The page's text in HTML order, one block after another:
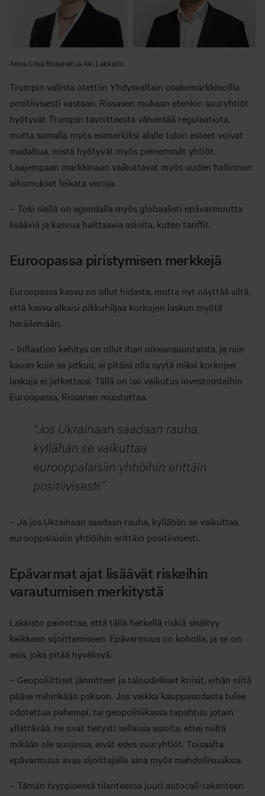
Anna-Liisa Rissanen ja Aki Lakkisto
Trumpin valinta otettiin Yhdysvaltain osakemarkkinoilla
positiivisesti vastaan. Rissasen mukaan etenkin suuryhtiöt
hyötyvät Trumpin tavoitteesta vähentää regulaatiota,
mutta samalla myös esimerkiksi alalle tulon esteet voivat
madaltua, mistä hyötyvät myös pienemmät yhtiöt.
Laajempaan markkinaan vaikuttavat myös uuden hallinnon
aikomukset leikata veroja.
– Toki siellä on agendalla myös globaalisti epävarmuutta
lisääviä ja kasvua haittaavia asioita, kuten tariffit.
Euroopassa piristymisen merkkejä
Euroopassa kasvu on ollut hidasta, mutta nyt näyttää siltä,
että kasvu alkaisi pikkuhiljaa korkojen laskun myötä
heräilemään.
– Inflaation kehitys on ollut ihan oikeansuuntaista, ja niin
kauan kuin se jatkuu, ei pitäisi olla syytä miksi korkojen
laskuja ei jatkettaisi. Tällä on iso vaikutus investointeihin
Euroopassa, Rissanen muistuttaa.
Jos Ukrainaan saadaan rauha,
kyllähän se vaikuttaa
eurooppalaisiin yhtiöihin erittäin
positiivisesti.
– Ja jos Ukrainaan saadaan rauha, kyllähän se vaikuttaa
eurooppalaisiin yhtiöihin erittäin positiivisesti.
Epävarmat ajat lisäävät riskeihin
varautumisen merkitystä
Lakkisto painottaa, että tällä hetkellä riskiä sisältyy
kaikkeen sijoittamiseen. Epävarmuus on koholla, ja se on
asia, joka pitää hyväksyä.
– Geopoliittiset jännitteet ja taloudelliset kriisit, eihän niitä
pääse mihinkään pakoon. Jos vaikka kauppasodasta tulee
odotettua pahempi, tai geopolitiikassa tapahtuu jotain
yllättävää, ne ovat tietysti sellaisia asioita, ettei niiltä
mikään ole suojassa, eivät edes suuryhtiöt. Toisaalta
epävarmuus avaa sijoittajalle aina myös mahdollisuuksia.
– Tämän tyyppisessä tilanteessa juuri autocall-rakenteen